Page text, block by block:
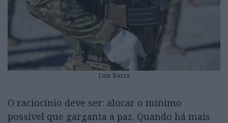
Luís Barra
O raciocínio deve ser: alocar o mínimo
possível que garganta a paz. Quando há mais